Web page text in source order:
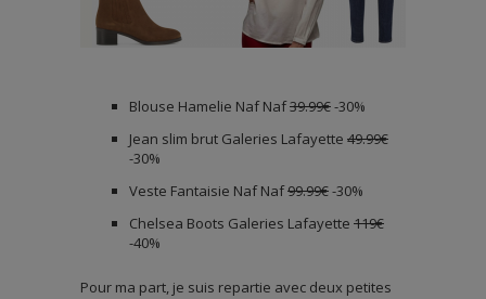
Blouse Hamelie Naf Naf39.99€-30%
Jean slim brut Galeries Lafayette 49.99€
-30%
Veste Fantaisie Naf Naf99.99€-30%
Chelsea Boots Galeries Lafayette 119€
-40%
Pour ma part, je suis repartie avec deux petites